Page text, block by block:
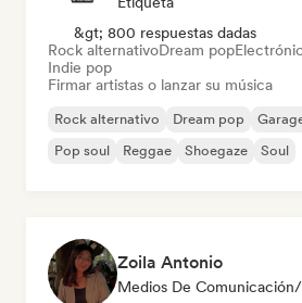
&gt; 800 respuestas dadas
Rock alternativoDream pop
Indie pop
Firmar artistas o lanzar su música
Rock alternativo Dream pop
Pop soul
Reggae Shoegaze Soul
Zoila Antonio
Medios De